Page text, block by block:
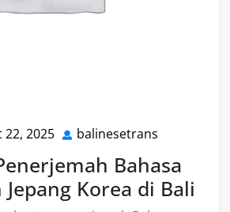
22, 2025 August
2025
balinesetrans
Bahasa
Korea di Bali